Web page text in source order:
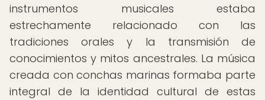
instrumentos musicales estaba
estrechamente relacionado con las
tradiciones orales y la transmisión de
conocimientos y mitos ancestrales. La música
creada con conchas marinas formaba parte
integral de la identidad cultural de estas